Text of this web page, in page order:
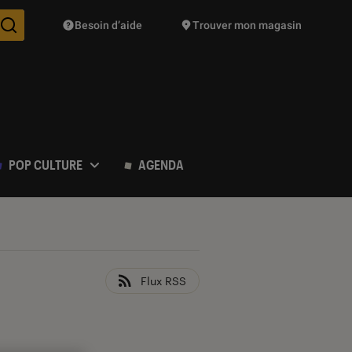
Des suggestions de produits vont vous être proposées
Besoin d’aide Trouver mon magasin
POP CULTURE AGENDA
Flux RSS